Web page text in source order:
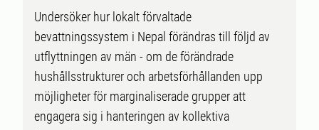
Undersöker hur lokalt förvaltade
bevattningssystem i Nepal förändras till följd av
utflyttningen av män - om de förändrade
hushållsstrukturer och arbetsförhållanden upp
möjligheter för marginaliserade grupper att
engagera sig i hanteringen av kollektiva